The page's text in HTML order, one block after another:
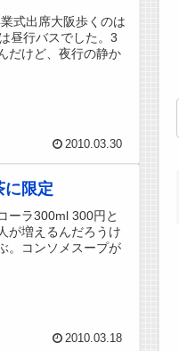
式出席大阪歩くのは
昼行バスでした。3
だけど、夜行の静か
2010.03.30
に限定
ーラ300ml 300円と
が増えるんだろうけ
。コンソメスープが
2010.03.18